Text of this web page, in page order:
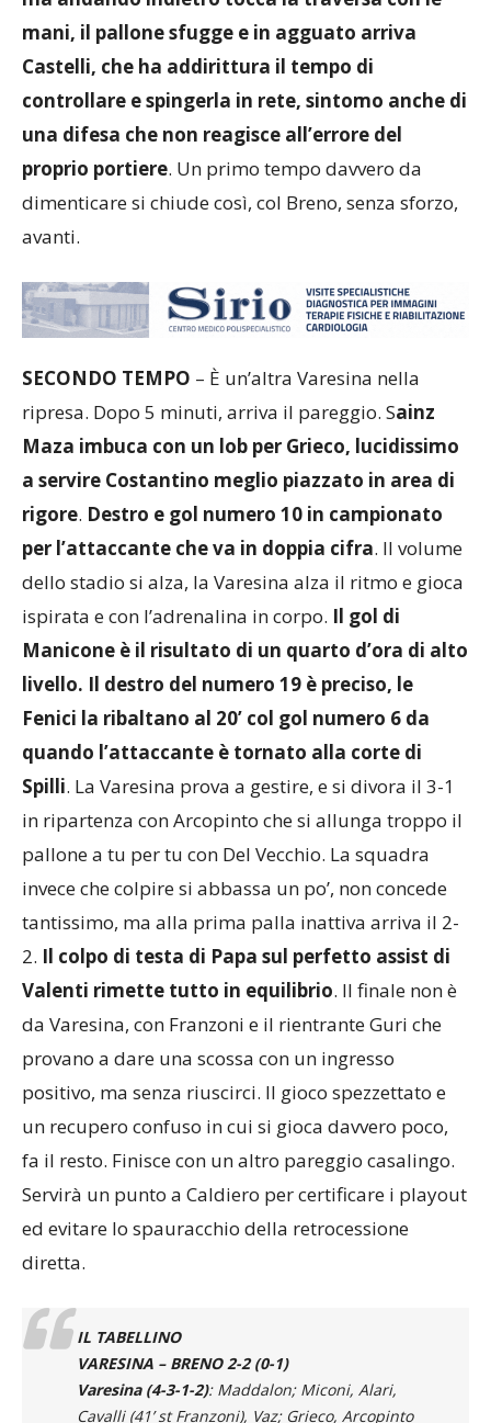
ma andando indietro tocca la traversa con le
mani, il pallone sfugge e in agguato arriva
Castelli, che ha addirittura il tempo di
controllare e spingerla in rete, sintomo anche di
una difesa che non reagisce all’errore del
SECONDO TEMPO– È un’altra Varesina nella
ripresa. Dopo 5 minuti, arriva il pareggio. Sainz
Maza imbuca con un lob per Grieco, lucidissimo
a servire Costantino meglio piazzato in area di
rigore.Destro e gol numero 10 in campionato
per l’attaccante che va in doppia cifra. Il volume
dello stadio si alza, la Varesina alza il ritmo e gioca
ispirata e con l’adrenalina in corpo.Il gol di
Manicone è il risultato di un quarto d’ora di alto
livello. Il destro del numero 19 è preciso, le
Fenici la ribaltano al 20’ col gol numero 6 da
quando l’attaccante è tornato alla corte di
Spilli. La Varesina prova a gestire, e si divora il 3-1
in ripartenza con Arcopinto che si allunga troppo il
pallone a tu per tu con Del Vecchio. La squadra
invece che colpire si abbassa un po’, non concede
tantissimo, ma alla prima palla inattiva arriva il 2-
2.Il colpo di testa di Papa sul perfetto assist di
Valenti rimette tutto in equilibrio. Il finale non è
da Varesina, con Franzoni e il rientrante Guri che
provano a dare una scossa con un ingresso
positivo, ma senza riuscirci. Il gioco spezzettato e
un recupero confuso in cui si gioca davvero poco,
fa il resto. Finisce con un altro pareggio casalingo.
Servirà un punto a Caldiero per certificare i playout
ed evitare lo spauracchio della retrocessione
diretta.
IL TABELLINO
VARESINA – BRENO 2-2 (0-1)